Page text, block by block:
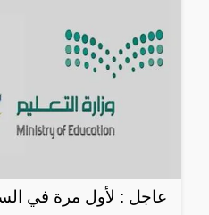
عاجل : لأول مرة في